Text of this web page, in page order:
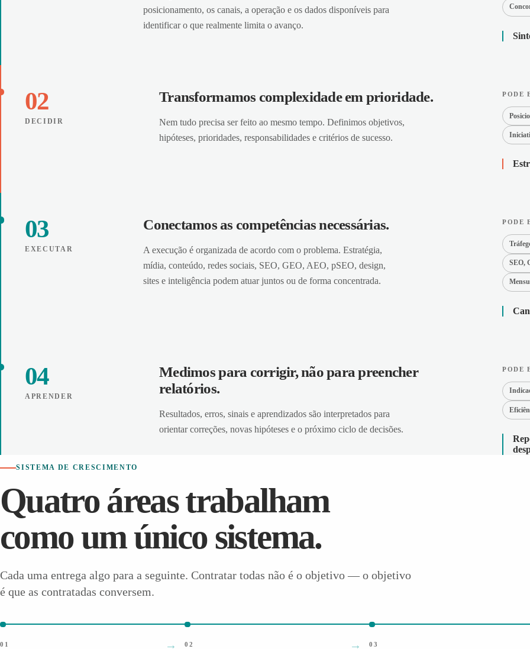
posicionamento, os canais, a operação e os dados disponíveis para
identificar o que realmente limita o avanço.
02
DECIDIR
Transformamos complexidade em prioridade.
Nem tudo precisa ser feito ao mesmo tempo. Definimos objetivos,
hipóteses, prioridades, responsabilidades e critérios de sucesso.
PODE
03
EXECUTAR
Conectamos as competências necessárias.
A execução é organizada de acordo com o problema. Estratégia,
mídia, conteúdo, redes sociais, SEO, GEO, AEO, pSEO, design,
sites e inteligência podem atuar juntos ou de forma concentrada.
PODE
SEO,
04
APRENDER
Medimos para corrigir, não para preencher
relatórios.
Resultados, erros, sinais e aprendizados são interpretados para
orientar correções, novas hipóteses e o próximo ciclo de decisões.
PODE
SISTEMA DE CRESCIMENTO
Quatro áreas trabalham
como um único sistema.
Cada uma entrega algo para a seguinte. Contratar todas não é o objetivo — o objetivo
é que as contratadas conversem.
01 02 03